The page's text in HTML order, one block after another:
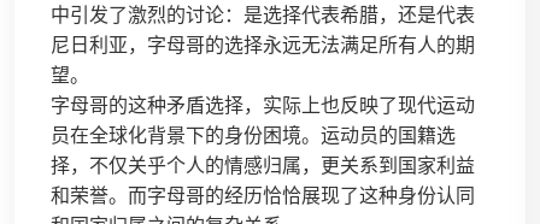
中引发了激烈的讨论：是选择代表希腊，还是代表
尼日利亚，字母哥的选择永远无法满足所有人的期
望。
字母哥的这种矛盾选择，实际上也反映了现代运动
员在全球化背景下的身份困境。运动员的国籍选
择，不仅关乎个人的情感归属，更关系到国家利益
和荣誉。而字母哥的经历恰恰展现了这种身份认同